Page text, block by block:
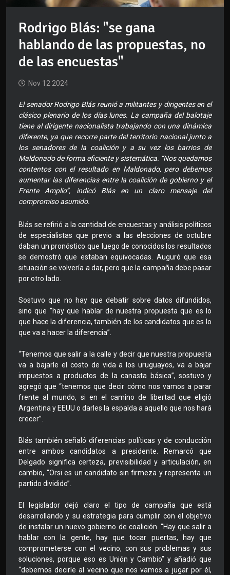
Rodrigo Blás: "se gana
hablando de las propuestas, no
de las encuestas"
Nov 12 2024
El senador Rodrigo Blás reunió a militantes y dirigentes en el
clásico plenario de los días lunes. La campaña del balotaje
tiene al dirigente nacionalista trabajando con una dinámica
diferente, ya que recorre parte del territorio nacional junto a
los senadores de la coalición y a su vez los barrios de
Maldonado de forma eficiente y sistemática. “Nos quedamos
contentos con el resultado en Maldonado, pero debemos
aumentar las diferencias entre la coalición de gobierno y el
Frente Amplio”, indicó Blás en un claro mensaje del
compromiso asumido.
Blás se refirió a la cantidad de encuestas y análisis políticos
de especialistas que previo a las elecciones de octubre
daban un pronóstico que luego de conocidos los resultados
se demostró que estaban equivocadas. Auguró que esa
situación se volvería a dar, pero que la campaña debe pasar
por otro lado.
Sostuvo que no hay que debatir sobre datos difundidos,
sino que “hay que hablar de nuestra propuesta que es lo
que hace la diferencia, también de los candidatos que es lo
que va a hacer la diferencia”.
“Tenemos que salir a la calle y decir que nuestra propuesta
va a bajarle el costo de vida a los uruguayos, va a bajar
impuestos a productos de la canasta básica”, sostuvo y
agregó que “tenemos que decir cómo nos vamos a parar
frente al mundo, si en el camino de libertad que eligió
Argentina y EEUU o darles la espalda a aquello que nos hará
crecer”.
Blás también señaló diferencias políticas y de conducción
entre ambos candidatos a presidente. Remarcó que
Delgado significa certeza, previsibilidad y articulación, en
cambio, “Orsi es un candidato sin firmeza y representa un
partido dividido”.
El legislador dejó claro el tipo de campaña que está
desarrollando y su estrategia para cumplir con el objetivo
de instalar un nuevo gobierno de coalición. “Hay que salir a
hablar con la gente, hay que tocar puertas, hay que
comprometerse con el vecino, con sus problemas y sus
soluciones, porque eso es Unión y Cambio” y añadió que
“debemos decirle al vecino que nos vamos a jugar por él,